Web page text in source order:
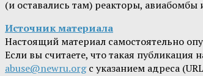
(и оставались там) реакторы,
Источник материала
Настоящий материал самостоятельно
Если вы считаете, что такая
abuse@newru.orgс указанием адреса